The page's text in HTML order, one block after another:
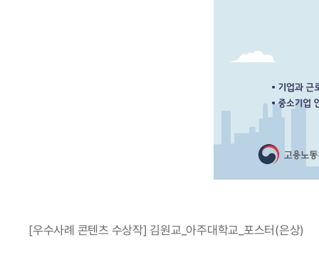
[우수사례 콘텐츠 수상작] 김원교_아주대학교_포스터(은상)